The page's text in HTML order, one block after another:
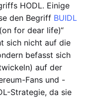
HODL. Einige
den Begriff BUIDL
for dear life)“
sich nicht auf die
befasst sich
auf der
Fans und -
Strategie, da sie